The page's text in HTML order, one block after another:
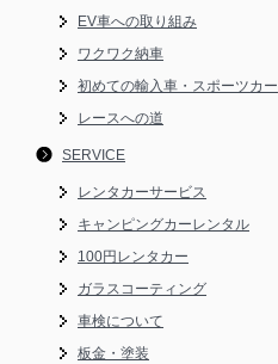
EV車への取り組み
ワクワク納車
初めての輸入車・スポーツカー
レースへの道
SERVICE
レンタカーサービス
キャンピングカーレンタル
100円レンタカー
ガラスコーティング
車検について
板金・塗装